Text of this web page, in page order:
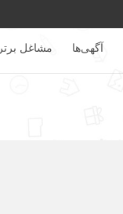
آگهی‌ها مشاغل برتر